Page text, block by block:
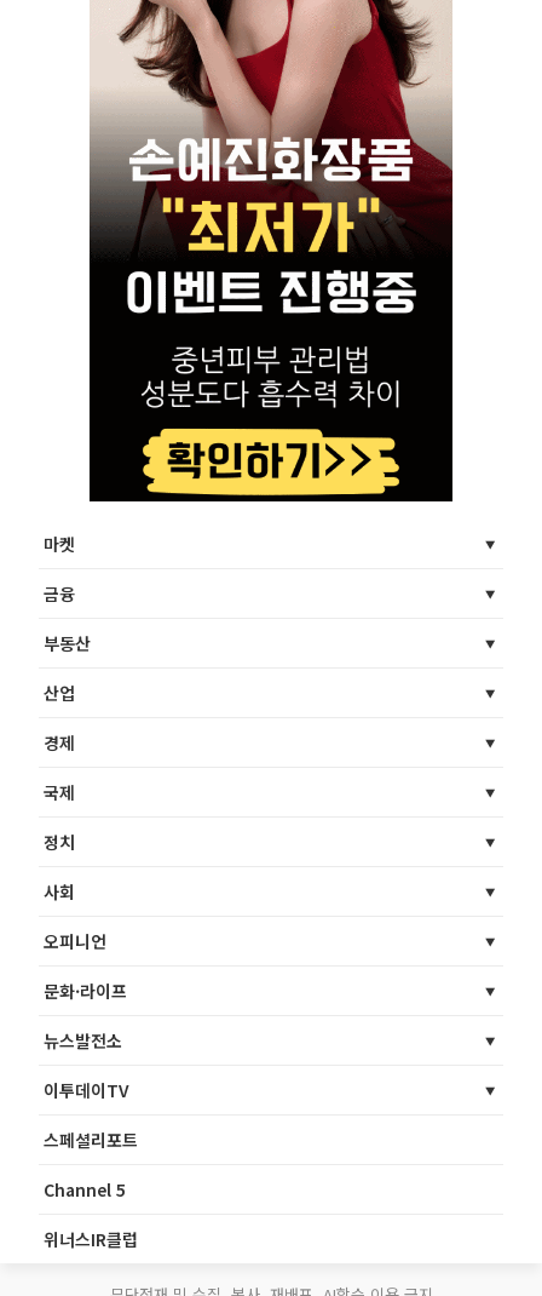
마켓
금융
부동산
산업
경제
국제
정치
사회
오피니언
문화·라이프
뉴스발전소
이투데이TV
스페셜리포트
Channel 5
위너스IR클럽